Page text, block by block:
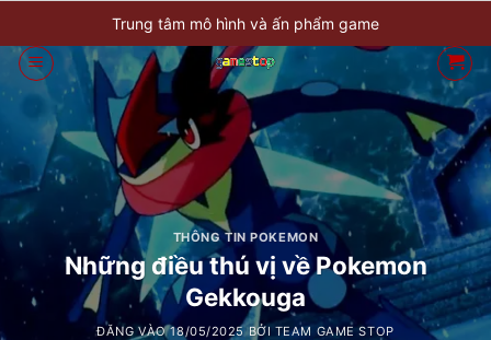
qua
nội
dung
Trung tâm mô hình và ấn phẩm game
THÔNG TIN POKEMON
Những điều thú vị về Pokemon
Gekkouga
ĐĂNG VÀO18/05/2025 BỞI TEAM GAME STOP